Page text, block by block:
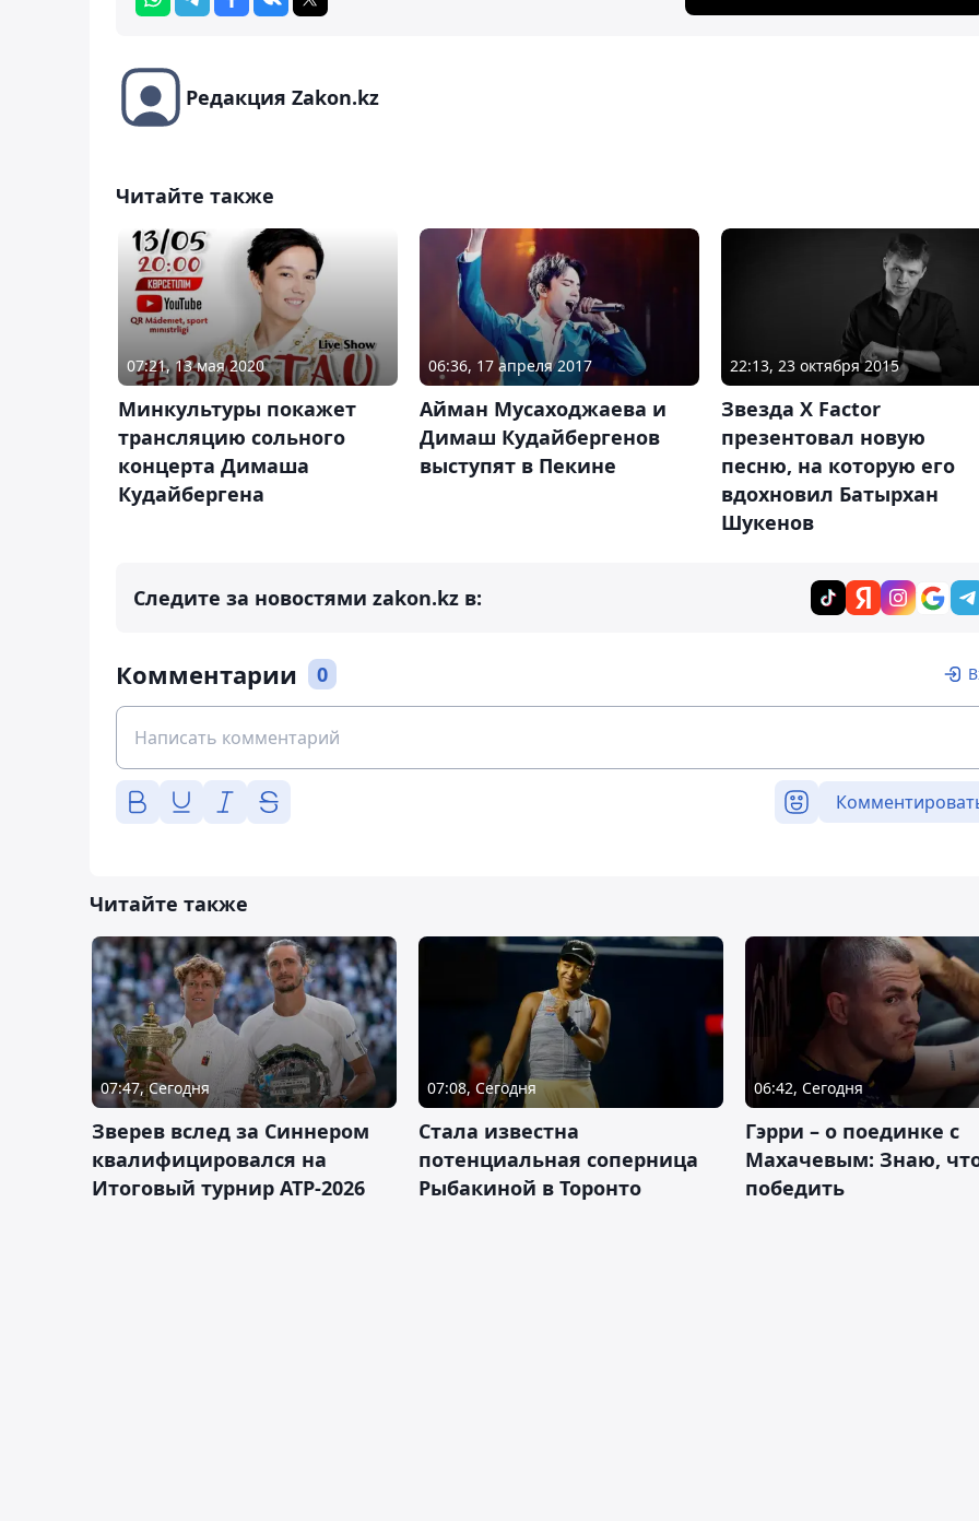
Редакция Zakon.kz
Читайте также
07:21, 13 мая 2020
Минкультуры покажет
трансляцию сольного
концерта Димаша
Кудайбергена
06:36, 17 апреля 2017
Айман Мусаходжаева и
Димаш Кудайбергенов
выступят в Пекине
22:13, 23 октября 2015
Звезда X Factor
презентовал новую
песню, на которую его
вдохновил Батырхан
Шукенов
Следите за новостями zakon.kz в:
Комментарии 0
Читайте также
07:47, Сегодня
Зверев вслед за Синнером
квалифицировался на
Итоговый турнир ATP-2026
07:08, Сегодня
Cтала известна
потенциальная соперница
Рыбакиной в Торонто
06:42, Сегодня
Гэрри – о поединке с
Махачевым: Знаю,
победить